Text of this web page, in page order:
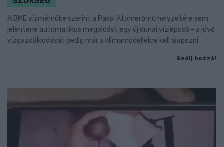
A BME vízmérnöke szerint a Paksi Atomerőmű helyzetére sem
jelentene automatikus megoldást egy új dunai vízlépcső - a jövő
vízgazdálkodását pedig már a klímamodellekre kell alapozni.
Szólj hozzá!